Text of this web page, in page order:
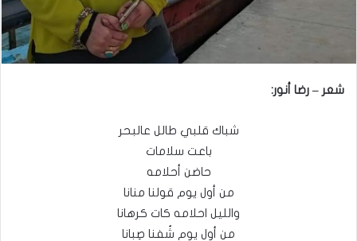
شعر – رضا أنور:
شباك قلبي طالل عالبحر
باعت سلامات
حاضن أحلامه
من أول يوم قولنا منانا
والليل احلامه كات كرهانا
من أول يوم شُفنا صِبانا